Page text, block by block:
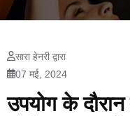
सारा हेनरी द्वारा
07 मई, 2024
उपयोग के